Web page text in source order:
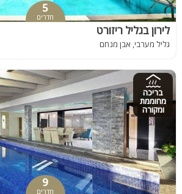
5
חדרים
לירון בגליל ריזורט
גליל מערבי, אבן מנחם
בריכה
מחוממת
ומקורה
9
חדרים